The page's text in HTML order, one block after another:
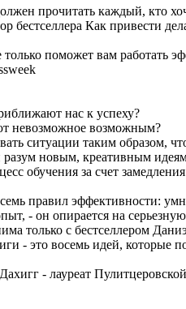
прочитать каждый, кто
бестселлера Как привести
поможет вам работать
нас к успеху?
невозможное возможным?
ситуации таким образом,
разум новым, креативным
обучения за счет
правил эффективности:
- он опирается на
только с бестселлером
- это восемь идей, которые
- лауреат